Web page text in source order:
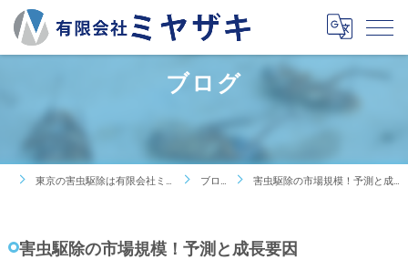
ブログ
東京の害虫駆除は有限会社ミヤザキ ブログ 害虫駆除の市場規模！予測と成長要因
害虫駆除の市場規模！予測と成長要因